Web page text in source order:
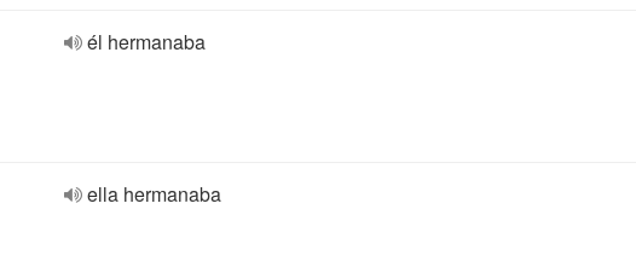
él hermanaba
ella hermanaba